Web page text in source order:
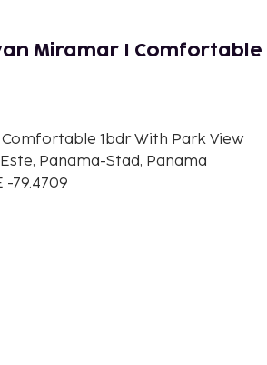
Miramar I Comfortable
1bdr With Park View
Panama-Stad, Panama
-79.4709